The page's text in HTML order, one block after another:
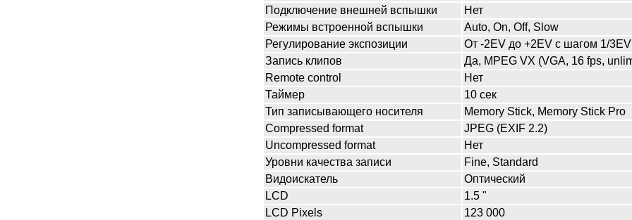
Подключение внешней вспышки
Нет
Режимы встроенной вспышки
Auto, On, Off, Slow
Регулирование экспозиции
От -2EV до +2EV с шагом 1/3EV
Запись клипов
Да, MPEG VX (VGA, 16 fps,
Remote control
Нет
Таймер
10 сек
Тип записывающего носителя
Memory Stick, Memory Stick Pro
Compressed format
JPEG (EXIF 2.2)
Uncompressed format
Нет
Уровни качества записи
Fine, Standard
Видоискатель
Оптический
LCD
1.5 "
LCD Pixels
123 000